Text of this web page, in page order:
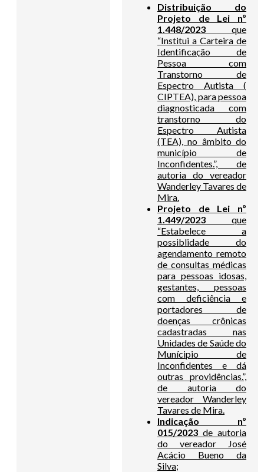
Distribuição do
Projeto de Lei nº
1.448/2023 que
“Institui a Carteira de
Identificação de
Pessoa com
Transtorno de
Espectro Autista (
CIPTEA), para pessoa
diagnosticada com
transtorno do
Espectro Autista
(TEA), no âmbito do
município de
Inconfidentes.”, de
autoria do vereador
Wanderley Tavares de
Mira.
Projeto de Lei nº
1.449/2023 que
“Estabelece a
possiblidade do
agendamento remoto
de consultas médicas
para pessoas idosas,
gestantes, pessoas
com deficiência e
portadores de
doenças crônicas
cadastradas nas
Unidades de Saúde do
Munícipio de
Inconfidentes e dá
outras providências.”,
de autoria do
vereador Wanderley
Tavares de Mira.
Indicação nº
015/2023 de autoria
do vereador José
Acácio Bueno da
Silva;